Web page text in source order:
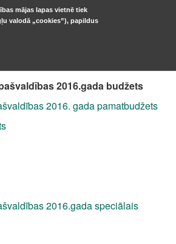
2016.gada budžets
2016. gada pamatbudžets
2016.gada speciālais
mājas lapas vietnē tiek
valodā „cookies”), papildus